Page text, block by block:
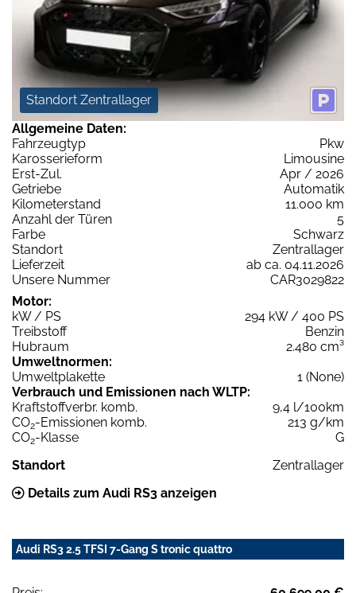
Standort Zentrallager
Allgemeine Daten:
Fahrzeugtyp
Pkw
Karosserieform
Limousine
Erst-Zul.
Apr / 2026
Getriebe
Automatik
Kilometerstand
11.000 km
Anzahl der Türen
5
Farbe
Schwarz
Standort
Zentrallager
Lieferzeit
ab ca. 04.11.2026
Unsere Nummer
CAR3029822
Motor:
kW / PS
294 kW / 400 PS
Treibstoff
Benzin
Hubraum
2.480 cm³
Umweltnormen:
Umweltplakette
1 (None)
Verbrauch und Emissionen nach WLTP:
Kraftstoffverbr. komb.
9,4 l/100km
CO2-Emissionen komb.
213 g/km
CO2-Klasse
G
Standort
Zentrallager
Details zum Audi RS3 anzeigen
Audi RS3 2.5 TFSI 7-Gang S tronic quattro